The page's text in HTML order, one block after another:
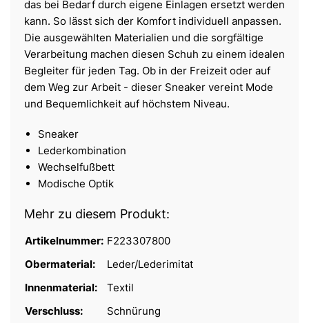
das bei Bedarf durch eigene Einlagen ersetzt werden
kann. So lässt sich der Komfort individuell anpassen.
Die ausgewählten Materialien und die sorgfältige
Verarbeitung machen diesen Schuh zu einem idealen
Begleiter für jeden Tag. Ob in der Freizeit oder auf
dem Weg zur Arbeit - dieser Sneaker vereint Mode
und Bequemlichkeit auf höchstem Niveau.
Sneaker
Lederkombination
Wechselfußbett
Modische Optik
Mehr zu diesem Produkt:
Artikelnummer: F223307800
Obermaterial:
Leder/Lederimitat
Innenmaterial:
Textil
Verschluss:
Schnürung